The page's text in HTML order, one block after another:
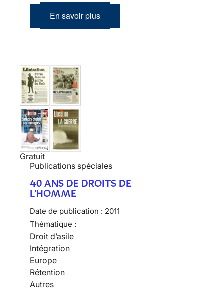
En savoir plus
Gratuit
Publications spéciales
40 ANS DE DROITS DE
L'HOMME
Date de publication : 2011
Thématique :
Droit d’asile
Intégration
Europe
Rétention
Autres